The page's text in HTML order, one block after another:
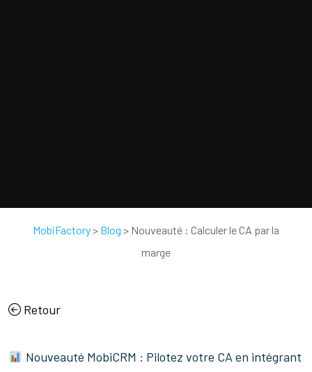
MobiFactory> Blog > Nouveauté : Calculer le CA par la
marge
Retour
Nouveauté MobiCRM : Pilotez votre CA en intégrant